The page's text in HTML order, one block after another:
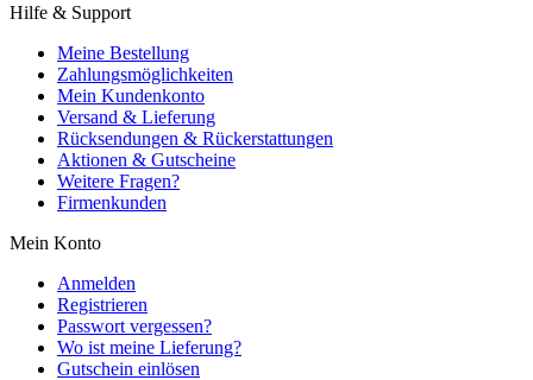
Hilfe & Support
Meine Bestellung
Zahlungsmöglichkeiten
Mein Kundenkonto
Versand & Lieferung
Rücksendungen & Rückerstattungen
Aktionen & Gutscheine
Weitere Fragen?
Firmenkunden
Mein Konto
Anmelden
Registrieren
Passwort vergessen?
Wo ist meine Lieferung?
Gutschein einlösen